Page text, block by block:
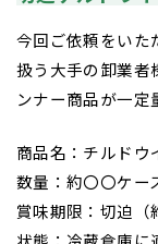
今回ご依頼をいた
扱う大手の卸業者
ンナー商品が一定
商品名：チルドウ
数量：約〇〇ケー
賞味期限：切迫（